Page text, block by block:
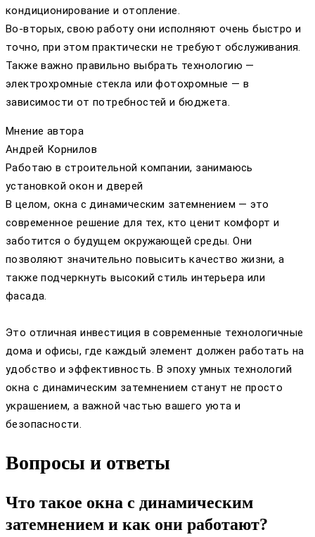
кондиционирование и отопление.
Во-вторых, свою работу они исполняют очень быстро и
точно, при этом практически не требуют обслуживания.
Также важно правильно выбрать технологию —
электрохромные стекла или фотохромные — в
зависимости от потребностей и бюджета.
Мнение автора
Андрей Корнилов
Работаю в строительной компании, занимаюсь
установкой окон и дверей
В целом, окна с динамическим затемнением — это
современное решение для тех, кто ценит комфорт и
заботится о будущем окружающей среды. Они
позволяют значительно повысить качество жизни, а
также подчеркнуть высокий стиль интерьера или
фасада.
Это отличная инвестиция в современные технологичные
дома и офисы, где каждый элемент должен работать на
удобство и эффективность. В эпоху умных технологий
окна с динамическим затемнением станут не просто
украшением, а важной частью вашего уюта и
безопасности.
Вопросы и ответы
Что такое окна с динамическим
затемнением и как они работают?